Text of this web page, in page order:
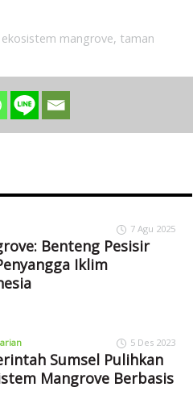
ekosistem mangrove, taman
7 Agu 2025
Benteng Pesisir
Iklim
5 Des 2023
Sumsel Pulihkan
Mangrove Berbasis